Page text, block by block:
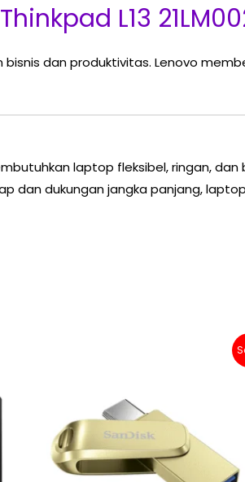
L13
dan produktivitas. Lenovo
laptop fleksibel, ringan,
dan dukungan jangka panjang,